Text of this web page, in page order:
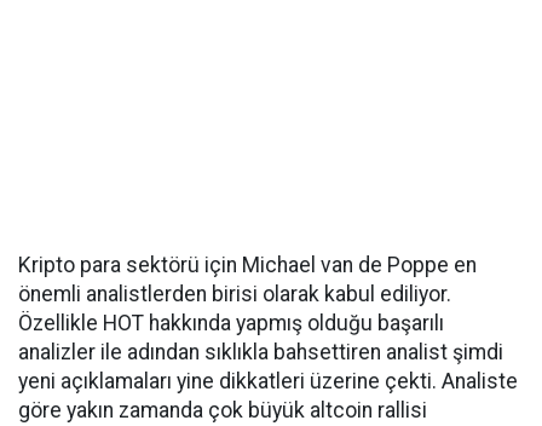
Kripto para sektörü için Michael van de Poppe en
önemli analistlerden birisi olarak kabul ediliyor.
Özellikle HOT hakkında yapmış olduğu başarılı
analizler ile adından sıklıkla bahsettiren analist şimdi
yeni açıklamaları yine dikkatleri üzerine çekti. Analiste
göre yakın zamanda çok büyük altcoin rallisi